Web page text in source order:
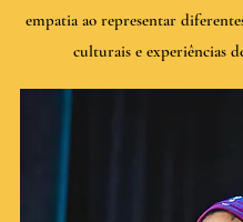
empatia ao representar
culturais e experiências